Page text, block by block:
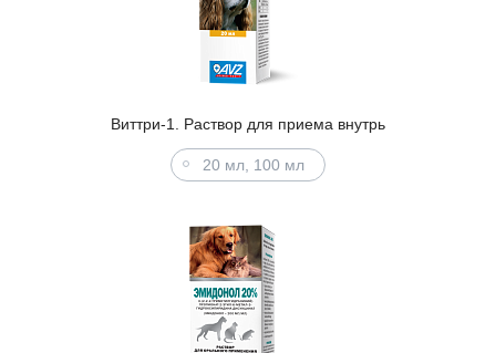
Виттри-1. Раствор для приема внутрь
20 мл, 100 мл